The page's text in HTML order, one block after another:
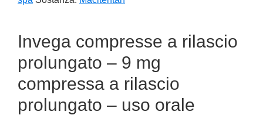
Invega compresse a rilascio
prolungato – 9 mg
compressa a rilascio
prolungato – uso orale